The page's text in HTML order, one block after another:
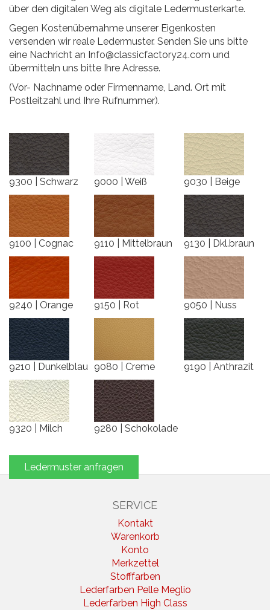
über den digitalen Weg als digitale Ledermusterkarte.
Gegen Kostenübernahme unserer Eigenkosten
versenden wir reale Ledermuster. Senden Sie uns bitte
eine Nachricht an Info@classicfactory24.com und
übermitteln uns bitte Ihre Adresse.
(Vor- Nachname oder Firmenname, Land. Ort mit
Postleitzahl und Ihre Rufnummer).
9300 | Schwarz 9000 | Weiß 9030 | Beige
9100 | Cognac 9110 | Mittelbraun 9130 | Dkl.braun
9240 | Orange 9150 | Rot 9050 | Nuss
9210 | Dunkelblau 9080 | Creme 9190 | Anthrazit
9320 | Milch 9280 | Schokolade
Ledermuster anfragen
SERVICE
Kontakt
Warenkorb
Konto
Merkzettel
Stofffarben
Lederfarben Pelle Meglio
Lederfarben High Class